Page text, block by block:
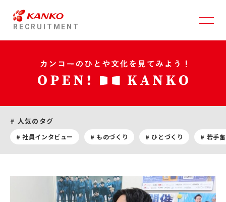
RECRUITMENT
# 人気のタグ
# 社員インタビュー # ものづくり # ひとづくり # 若手